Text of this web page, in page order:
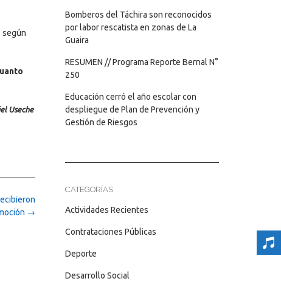
según
Useche
→
Bomberos del Táchira son reconocidos
por labor rescatista en zonas de La
Guaira
RESUMEN // Programa Reporte Bernal N°
250
Educación cerró el año escolar con
despliegue de Plan de Prevención y
Gestión de Riesgos
CATEGORÍAS
Actividades Recientes
Contrataciones Públicas
Deporte
Desarrollo Social